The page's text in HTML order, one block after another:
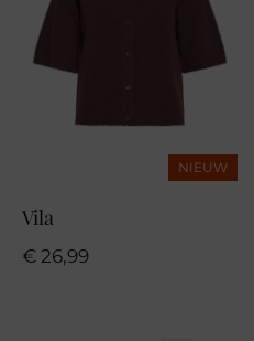
NIEUW
Vila
€ 26,99